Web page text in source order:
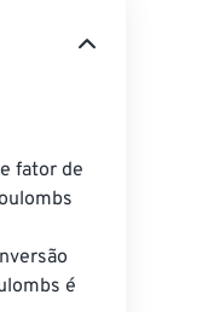
fator de
é